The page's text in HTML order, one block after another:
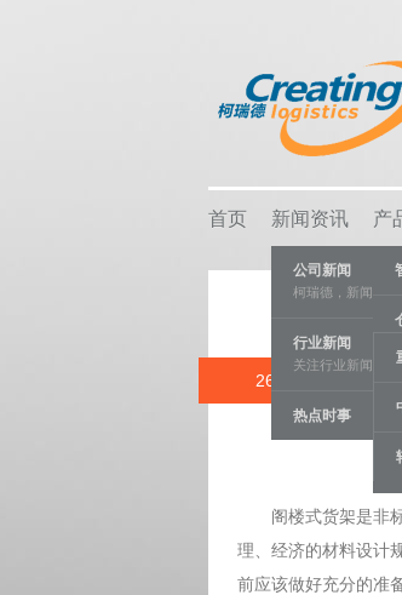
首页 新闻资讯
公司新闻
柯瑞德，新闻资讯
行业新闻
关注行业新闻，推
热点时事
产
26 FEB
阁楼式货架是非标
理、经济的材料设计
前应该做好充分的准